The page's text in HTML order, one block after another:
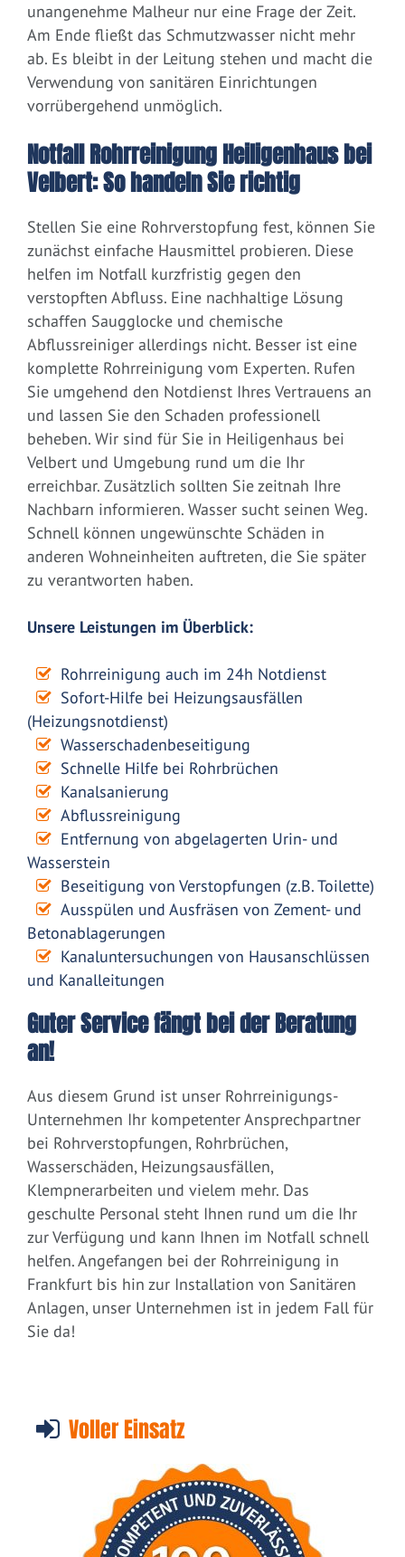
unangenehme Malheur nur eine Frage der Zeit.
Am Ende fließt das Schmutzwasser nicht mehr
ab. Es bleibt in der Leitung stehen und macht die
Verwendung von sanitären Einrichtungen
vorrübergehend unmöglich.
Notfall Rohrreinigung Heiligenhaus bei
Velbert: So handeln Sie richtig
Stellen Sie eine Rohrverstopfung fest, können Sie
zunächst einfache Hausmittel probieren. Diese
helfen im Notfall kurzfristig gegen den
verstopften Abfluss. Eine nachhaltige Lösung
schaffen Saugglocke und chemische
Abflussreiniger allerdings nicht. Besser ist eine
komplette Rohrreinigung vom Experten. Rufen
Sie umgehend den Notdienst Ihres Vertrauens an
und lassen Sie den Schaden professionell
beheben. Wir sind für Sie in Heiligenhaus bei
Velbert und Umgebung rund um die Ihr
erreichbar. Zusätzlich sollten Sie zeitnah Ihre
Nachbarn informieren. Wasser sucht seinen Weg.
Schnell können ungewünschte Schäden in
anderen Wohneinheiten auftreten, die Sie später
zu verantworten haben.
Unsere Leistungen im Überblick:
Rohrreinigung auch im 24h Notdienst
Sofort-Hilfe bei Heizungsausfällen
(Heizungsnotdienst)
Wasserschadenbeseitigung
Schnelle Hilfe bei Rohrbrüchen
Kanalsanierung
Abflussreinigung
Entfernung von abgelagerten Urin- und
Wasserstein
Beseitigung von Verstopfungen (z.B. Toilette)
Ausspülen und Ausfräsen von Zement- und
Betonablagerungen
Kanaluntersuchungen von Hausanschlüssen
und Kanalleitungen
Guter Service fängt bei der Beratung
an!
Aus diesem Grund ist unser Rohrreinigungs-
Unternehmen Ihr kompetenter Ansprechpartner
bei Rohrverstopfungen, Rohrbrüchen,
Wasserschäden, Heizungsausfällen,
Klempnerarbeiten und vielem mehr. Das
geschulte Personal steht Ihnen rund um die Ihr
zur Verfügung und kann Ihnen im Notfall schnell
helfen. Angefangen bei der Rohrreinigung in
Frankfurt bis hin zur Installation von Sanitären
Anlagen, unser Unternehmen ist in jedem Fall für
Sie da!
Voller Einsatz